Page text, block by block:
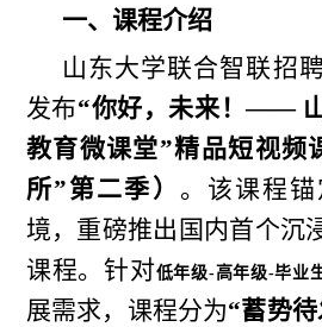
一、课程介绍
山东大学联合智联招
发布“你好，未来！——
教育微课堂”精品短视频
所”第二季） 。该课程
境，重磅推出国内首个沉
课程。针对低年级-高年级-毕业
展需求，课程分为“蓄势